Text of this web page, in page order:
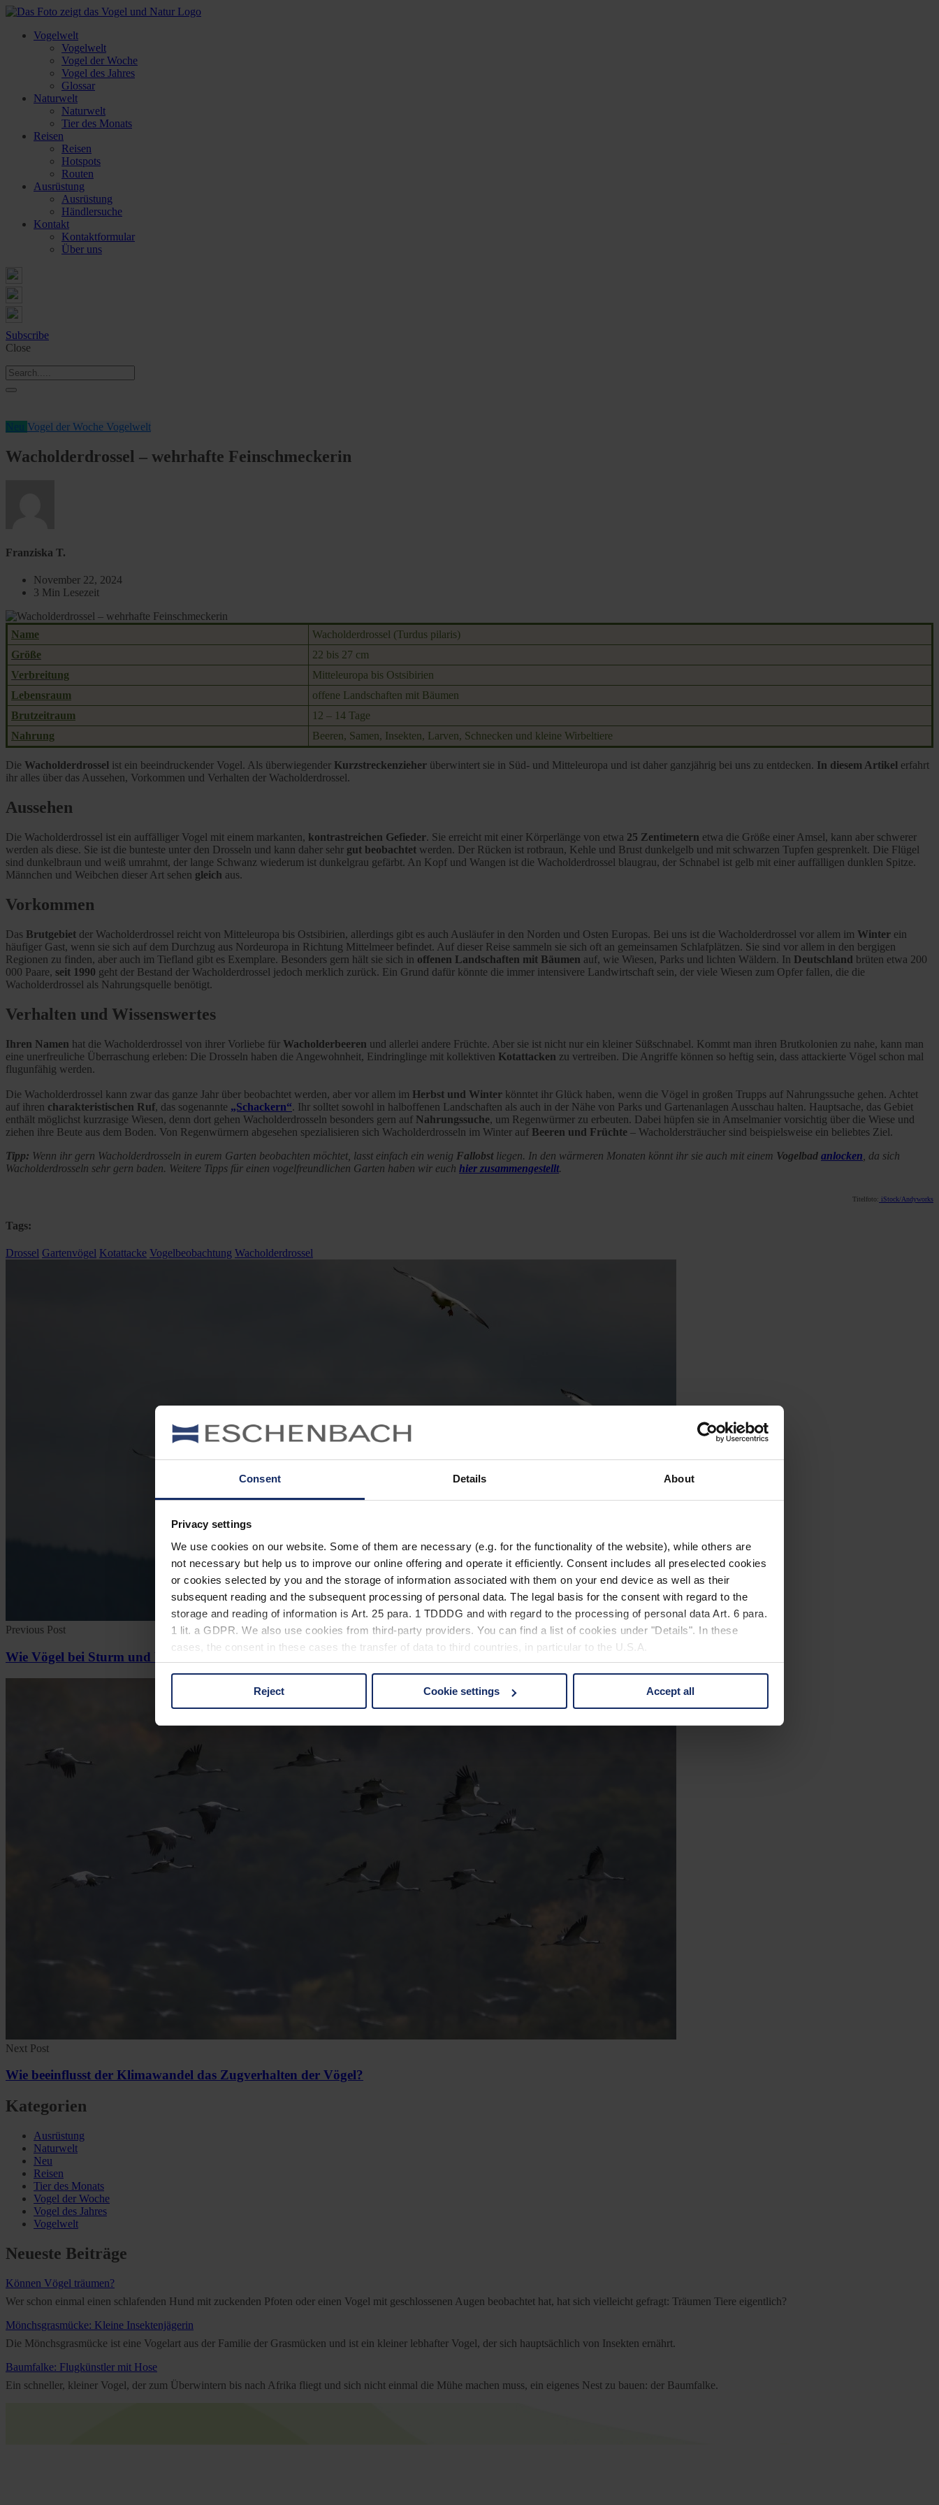
Consent Details About
Privacy settings
We use cookies on our website. Some of them are necessary (e.g. for the functionality of the website), while others are
not necessary but help us to improve our online offering and operate it efficiently. Consent includes all preselected cookies
or cookies selected by you and the storage of information associated with them on your end device as well as their
subsequent reading and the subsequent processing of personal data. The legal basis for the consent with regard to the
storage and reading of information is Art. 25 para. 1 TDDDG and with regard to the processing of personal data Art. 6 para.
1 lit. a GDPR. We also use cookies from third-party providers. You can find a list of cookies under "Details". In these
cases, the consent in these cases the transfer of data to third countries, in particular to the U.S.A.
You can consent to the use of non-essential cookies by clicking on the "Accept all" button or change your mind by clicking
Further information on the procedures used and your rights can be found in our
Reject Cookie settings Accept all
Vogelwelt
Vogelwelt
Vogel der Woche
Vogel des Jahres
Glossar
Naturwelt
Naturwelt
Tier des Monats
Reisen
Reisen
Hotspots
Routen
Ausrüstung
Ausrüstung
Händlersuche
Kontakt
Kontaktformular
Über uns
Subscribe
Close
Vogel der Woche Vogelwelt
Wacholderdrossel – wehrhafte Feinschmeckerin
Franziska T.
November 22, 2024
3 Min Lesezeit
Name
Wacholderdrossel (Turdus pilaris)
Größe
22 bis 27 cm
Verbreitung
Mitteleuropa bis Ostsibirien
Lebensraum
offene Landschaften mit Bäumen
Brutzeitraum
12 – 14 Tage
Nahrung
Beeren, Samen, Insekten, Larven, Schnecken und kleine Wirbeltiere
Die Wacholderdrossel ist ein beeindruckender Vogel. Als überwiegender Kurzstreckenzieher überwintert sie in Süd- und Mitteleuropa und ist daher ganzjährig bei uns zu entdecken. In diesem Artikel erfahrt
ihr alles über das Aussehen, Vorkommen und Verhalten der Wacholderdrossel.
Aussehen
Die Wacholderdrossel ist ein auffälliger Vogel mit einem markanten, kontrastreichen Gefieder. Sie erreicht mit einer Körperlänge von etwa 25 Zentimetern etwa die Größe einer Amsel, kann aber schwerer
werden als diese. Sie ist die bunteste unter den Drosseln und kann daher sehr gut beobachtet werden. Der Rücken ist rotbraun, Kehle und Brust dunkelgelb und mit schwarzen Tupfen gesprenkelt. Die Flügel
sind dunkelbraun und weiß umrahmt, der lange Schwanz wiederum ist dunkelgrau gefärbt. An Kopf und Wangen ist die Wacholderdrossel blaugrau, der Schnabel ist gelb mit einer auffälligen dunklen Spitze.
Männchen und Weibchen dieser Art sehen gleich aus.
Vorkommen
Das Brutgebiet der Wacholderdrossel reicht von Mitteleuropa bis Ostsibirien, allerdings gibt es auch Ausläufer in den Norden und Osten Europas. Bei uns ist die Wacholderdrossel vor allem im Winter ein
häufiger Gast, wenn sie sich auf dem Durchzug aus Nordeuropa in Richtung Mittelmeer befindet. Auf dieser Reise sammeln sie sich oft an gemeinsamen Schlafplätzen. Sie sind vor allem in den bergigen
Regionen zu finden, aber auch im Tiefland gibt es Exemplare. Besonders gern hält sie sich in offenen Landschaften mit Bäumen auf, wie Wiesen, Parks und lichten Wäldern. In Deutschland brüten etwa 200
000 Paare, seit 1990 geht der Bestand der Wacholderdrossel jedoch merklich zurück. Ein Grund dafür könnte die immer intensivere Landwirtschaft sein, der viele Wiesen zum Opfer fallen, die die
Wacholderdrossel als Nahrungsquelle benötigt.
Verhalten und Wissenswertes
Ihren Namen hat die Wacholderdrossel von ihrer Vorliebe für Wacholderbeeren und allerlei andere Früchte. Aber sie ist nicht nur ein kleiner Süßschnabel. Kommt man ihren Brutkolonien zu nahe, kann man
eine unerfreuliche Überraschung erleben: Die Drosseln haben die Angewohnheit, Eindringlinge mit kollektiven Kotattacken zu vertreiben. Die Angriffe können so heftig sein, dass attackierte Vögel schon mal
flugunfähig werden.
Die Wacholderdrossel kann zwar das ganze Jahr über beobachtet werden, aber vor allem im Herbst und Winter könntet ihr Glück haben, wenn die Vögel in großen Trupps auf Nahrungssuche gehen. Achtet
auf ihren charakteristischen Ruf, das sogenannte „Schackern“. Ihr solltet sowohl in halboffenen Landschaften als auch in der Nähe von Parks und Gartenanlagen Ausschau halten. Hauptsache, das Gebiet
enthält möglichst kurzrasige Wiesen, denn dort gehen Wacholderdrosseln besonders gern auf Nahrungssuche, um Regenwürmer zu erbeuten. Dabei hüpfen sie in Amselmanier vorsichtig über die Wiese und
ziehen ihre Beute aus dem Boden. Von Regenwürmern abgesehen spezialisieren sich Wacholderdrosseln im Winter auf Beeren und Früchte – Wacholdersträucher sind beispielsweise ein beliebtes Ziel.
Tipp: Wenn ihr gern Wacholderdrosseln in eurem Garten beobachten möchtet, lasst einfach ein wenig Fallobstliegen. In den wärmeren Monaten könnt ihr sie auch mit einem Vogelbad anlocken , da sich
Wacholderdrosseln sehr gern baden. Weitere Tipps für einen vogelfreundlichen Garten haben wir euch hier zusammengestellt.
Titelfoto: iStock/Andyworks
Tags:
Drossel Gartenvögel Kotattacke Vogelbeobachtung Wacholderdrossel
Previous Post
Wie Vögel bei Sturm und Wind Schutz finden
Next Post
Wie beeinflusst der Klimawandel das Zugverhalten der Vögel?
Kategorien
Ausrüstung
Naturwelt
Neu
Reisen
Tier des Monats
Vogel der Woche
Vogel des Jahres
Vogelwelt
Neueste Beiträge
Können Vögel träumen?
Wer schon einmal einen schlafenden Hund mit zuckenden Pfoten oder einen Vogel mit geschlossenen Augen beobachtet hat, hat sich vielleicht gefragt: Träumen Tiere eigentlich?
Mönchsgrasmücke: Kleine Insektenjägerin
Die Mönchsgrasmücke ist eine Vogelart aus der Familie der Grasmücken und ist ein kleiner lebhafter Vogel, der sich hauptsächlich von Insekten ernährt.
Baumfalke: Flugkünstler mit Hose
Ein schneller, kleiner Vogel, der zum Überwintern bis nach Afrika fliegt und sich nicht einmal die Mühe machen muss, ein eigenes Nest zu bauen: der Baumfalke.